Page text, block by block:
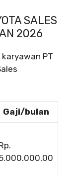
SALES
2026
PT
Gaji/bulan